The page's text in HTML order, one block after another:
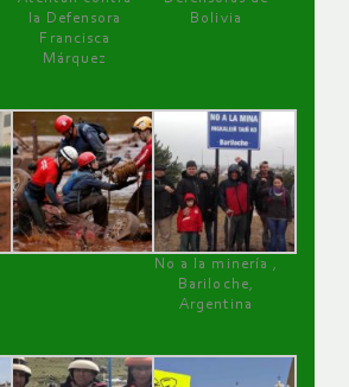
la Defensora
Francisca
Márquez
Bolivia
No a la minería ,
Bariloche,
Argentina